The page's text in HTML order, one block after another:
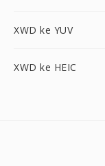
XWD ke YUV
XWD ke HEIC